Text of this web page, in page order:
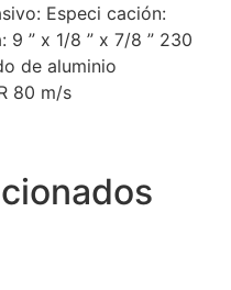
Especi cación:
9 ” x 1/8 ” x 7/8 ” 230
de aluminio
80 m/s